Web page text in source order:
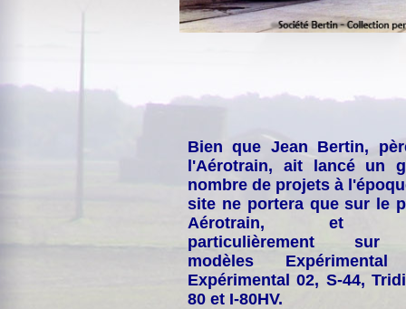
Bien que Jean Bertin,
l'Aérotrain, ait lancé un
nombre de projets à
site ne portera que sur le
Aérotrain, et
particulièrement
modèles
Expérimental 02, S-44,
80 et I-80HV.